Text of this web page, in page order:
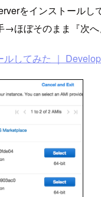
をインストール
ほぼそのまま『次
してみた ｜